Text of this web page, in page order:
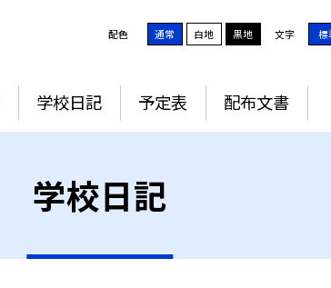
配色 通常 白地 黒地 文字 標
学校日記 予定表 配布文書
学校日記